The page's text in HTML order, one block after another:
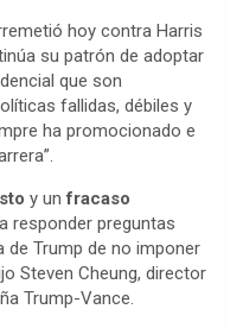
hoy contra Harris
su patrón de adoptar
que son
fallidas, débiles y
ha promocionado e
y unfracaso
responder preguntas
de Trump de no imponer
Steven Cheung, director
Trump-Vance.